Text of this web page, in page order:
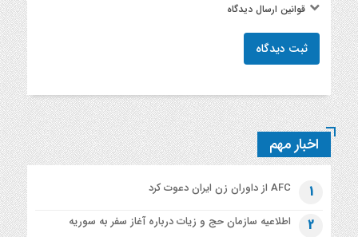
قوانین ارسال دیدگاه
ثبت دیدگاه
اخبار مهم
1 AFC از داوران زن ایران دعوت کرد
2 اطلاعیه‌ سازمان حج و زیات درباره آغاز سفر به سوریه